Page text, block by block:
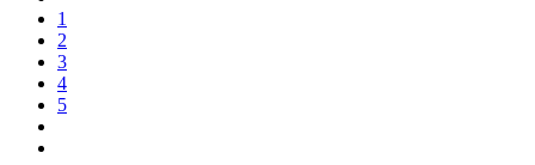
1
2
3
4
5